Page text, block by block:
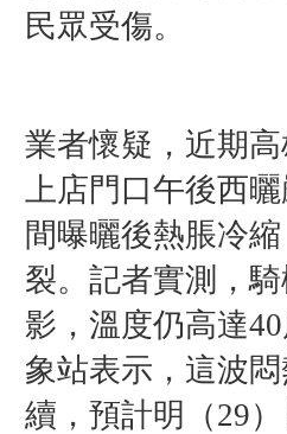
民眾受傷。
業者懷疑，近期
上店門口午後西
間曝曬後熱脹冷
裂。記者實測，
影，溫度仍高達
象站表示，這波
續，預計明（29